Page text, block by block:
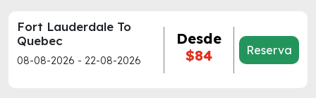
Fort Lauderdale To
Quebec
08-08-2026 - 22-08-2026
Desde
$84
Reserva